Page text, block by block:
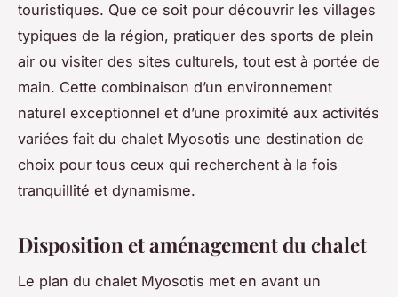
touristiques. Que ce soit pour découvrir les villages
typiques de la région, pratiquer des sports de plein
air ou visiter des sites culturels, tout est à portée de
main. Cette combinaison d’un environnement
naturel exceptionnel et d’une proximité aux activités
variées fait du chalet Myosotis une destination de
choix pour tous ceux qui recherchent à la fois
tranquillité et dynamisme.
Disposition et aménagement du chalet
Le plan du chalet Myosotis met en avant un